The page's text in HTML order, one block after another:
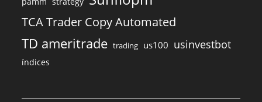
TCA Trader Copy Automated
TD ameritrade trading us100 usinvestbot
índices